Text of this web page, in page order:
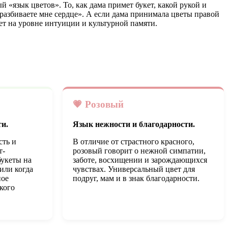
цветов». То, как дама примет букет, какой рукой и
мне сердце». А если дама принимала цветы правой
на уровне интуиции и культурной памяти.
и
на
когда
💗 Розовый
Язык нежности и благодарности.
В отличие от страстного красного,
розовый говорит о нежной симпатии,
заботе, восхищении и зарождающихся
чувствах. Универсальный цвет для
подруг, мам и в знак благодарности.